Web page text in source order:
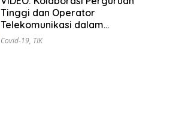
Tinggi dan Operator
Telekomunikasi dalam
Pelaksanaan Pembelajaran Jarak
Covid-19, TIK